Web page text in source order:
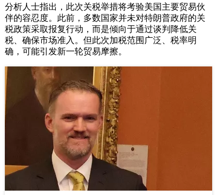
分析人士指出，此次关税举措将考验美国主要贸易伙
伴的容忍度。此前，多数国家并未对特朗普政府的关
税政策采取报复行动，而是倾向于通过谈判降低关
税、确保市场准入。但此次加税范围广泛、税率明
确，可能引发新一轮贸易摩擦。